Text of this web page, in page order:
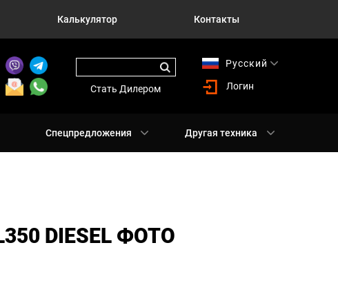
Калькулятор Контакты
Стать Дилером
Русский
Логин
Спецпредложения Другая техника
DIESEL ФОТО